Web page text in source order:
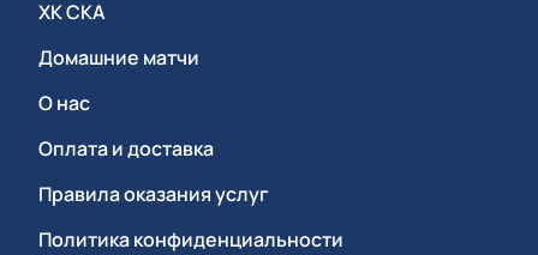
ХК СКА
Домашние матчи
О нас
Оплата и доставка
Правила оказания услуг
Политика конфиденциальности